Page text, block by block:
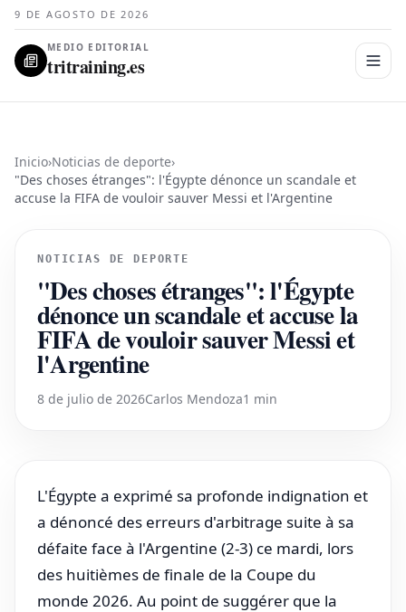
9 DE AGOSTO DE 2026
MEDIO EDITORIAL
tritraining.es
Inicio›Noticias de deporte›
"Des choses étranges": l'Égypte dénonce un scandale et
accuse la FIFA de vouloir sauver Messi et l'Argentine
NOTICIAS DE DEPORTE
"Des choses étranges": l'Égypte
dénonce un scandale et accuse la
FIFA de vouloir sauver Messi et
l'Argentine
8 de julio de 2026Carlos Mendoza1 min
L'Égypte a exprimé sa profonde indignation et
a dénoncé des erreurs d'arbitrage suite à sa
défaite face à l'Argentine (2-3) ce mardi, lors
des huitièmes de finale de la Coupe du
monde 2026. Au point de suggérer que la